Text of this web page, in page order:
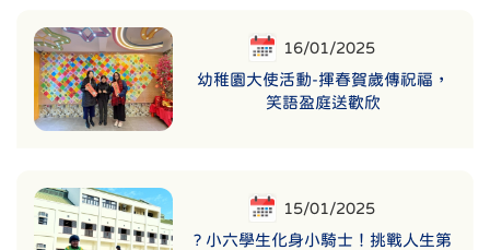
16/01/2025
幼稚園大使活動-揮春賀歲傳祝福，
笑語盈庭送歡欣
15/01/2025
? 小六學生化身小騎士！挑戰人生第